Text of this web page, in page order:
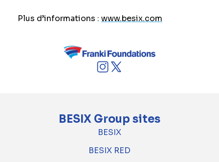
Plus d’informations : www.besix.com
BESIX Group sites
BESIX
BESIX RED